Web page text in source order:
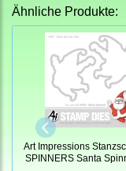
Ähnliche Produkte:
Art Impressions
SPINNERS Santa